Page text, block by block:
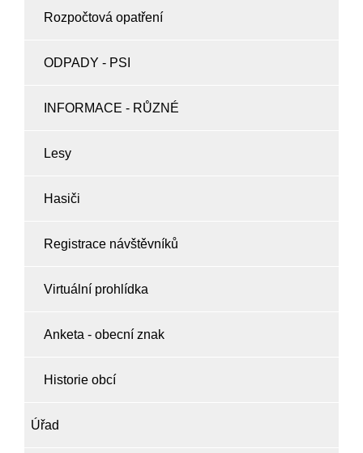
Rozpočtová opatření
ODPADY - PSI
INFORMACE - RŮZNÉ
Lesy
Hasiči
Registrace návštěvníků
Virtuální prohlídka
Anketa - obecní znak
Historie obcí
Úřad